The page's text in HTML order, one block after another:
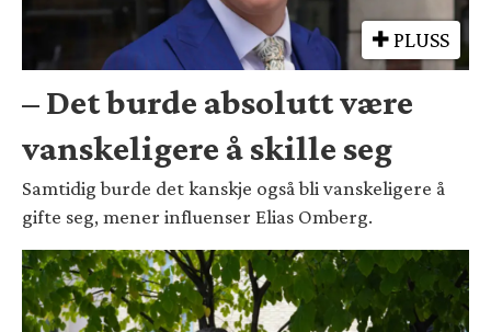
PLUSS
– Det burde absolutt være
vanskeligere å skille seg
Samtidig burde det kanskje også bli vanskeligere å
gifte seg, mener influenser Elias Omberg.